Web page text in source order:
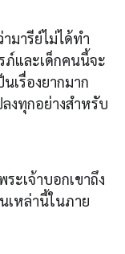
มารีย์ไม่ได้ทำ
ภ์และเด็กคนนี้จะ
เรื่องยากมาก
งทุกอย่างสำหรับ
ะเจ้าบอกเขาถึง
เหล่านี้ในภาย